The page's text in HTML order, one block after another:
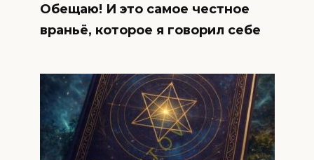
Обещаю! И это самое честное
враньё, которое я говорил себе